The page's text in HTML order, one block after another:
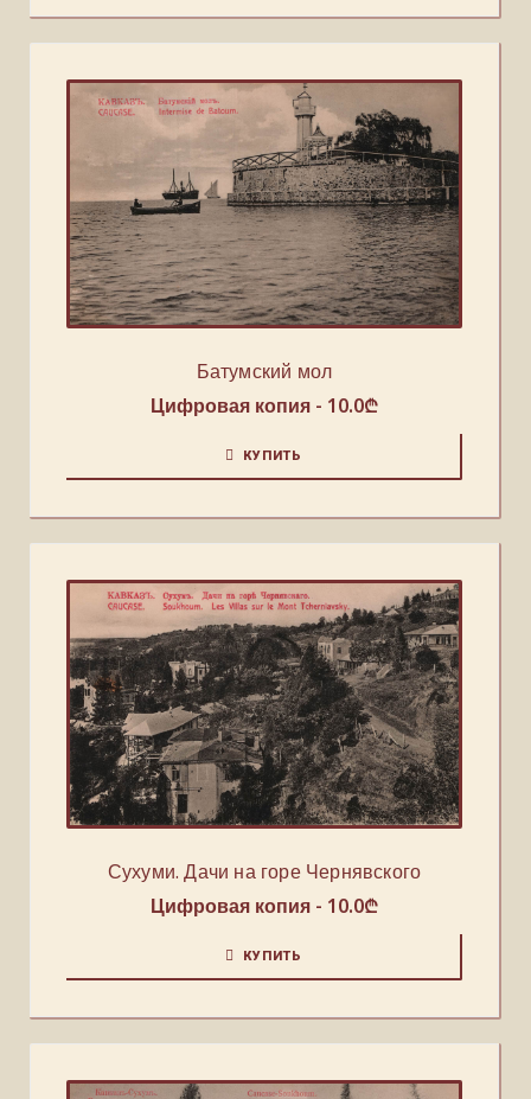
Батумский мол
Цифровая копия - 10.0₾
КУПИТЬ
Сухуми. Дачи на горе Чернявского
Цифровая копия - 10.0₾
КУПИТЬ